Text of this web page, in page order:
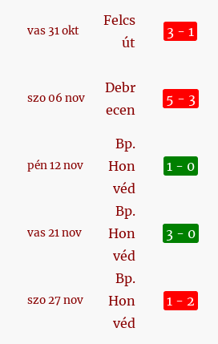
vas 31 okt
Felcs
út
3 - 1
szo 06 nov
Debr
ecen
5 - 3
pén 12 nov
Bp.
Hon
véd
1 - 0
vas 21 nov
Bp.
Hon
véd
3 - 0
szo 27 nov
Bp.
Hon
véd
1 - 2